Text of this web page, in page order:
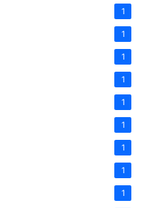
1
1
1
1
1
1
1
1
1